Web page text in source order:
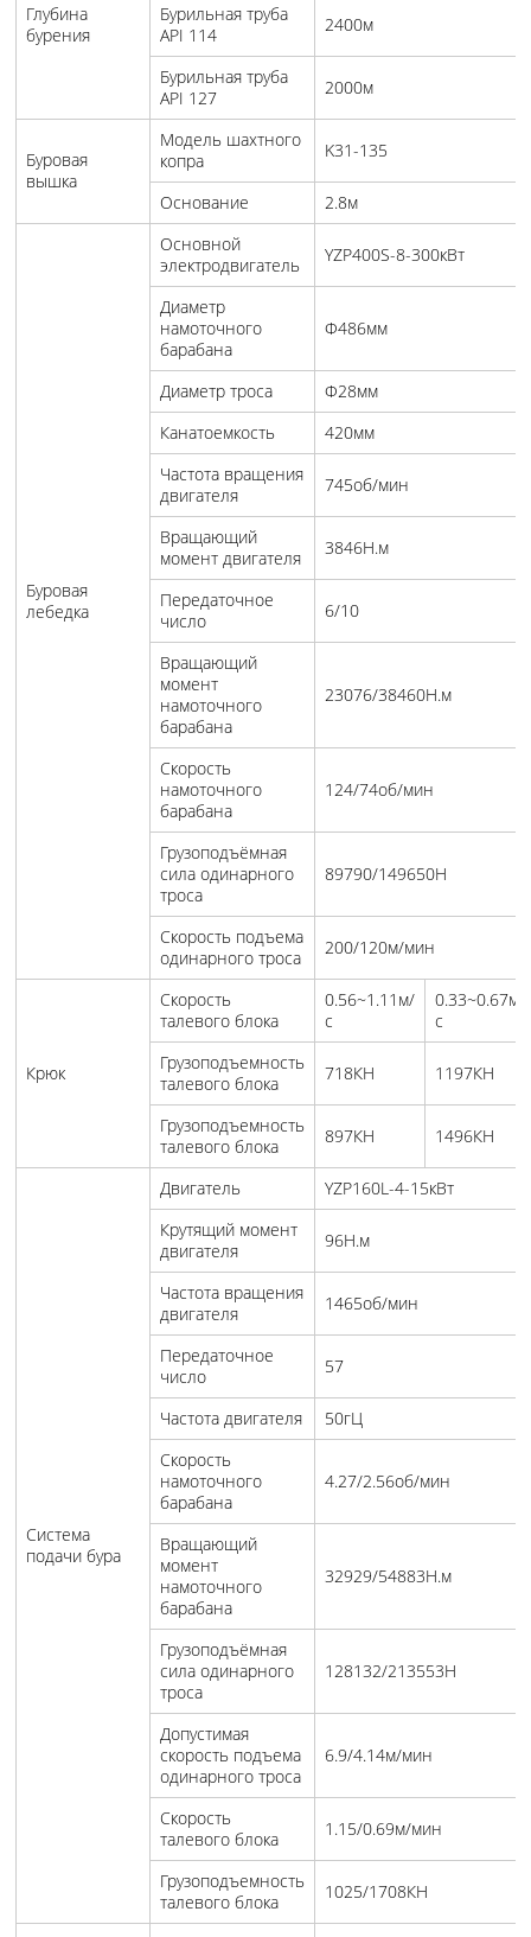
Глубина
бурения
Бурильная труба
API 114
2400м
Бурильная труба
API 127
2000м
Буровая
вышка
Модель шахтного
копра
K31-135
Основание 2.8м
Буровая
лебедка
Основной
электродвигатель
YZP400S-8-300кВт
Диаметр
намоточного
барабана
Φ486мм
Диаметр троса
Φ28мм
Канатоемкость
420мм
Частота вращения
двигателя
745об/мин
Вращающий
момент двигателя
3846Н.м
Передаточное
число
6/10
Вращающий
момент
намоточного
барабана
23076/38460Н.м
Скорость
намоточного
барабана
124/74об/мин
Грузоподъёмная
сила одинарного
троса
89790/149650Н
Скорость подъема
одинарного троса
200/120м/мин
Крюк
Скорость
талевого блока
0.56~1.11м/
с
0.33~0.67м/
с
Грузоподъемность
талевого блока
718КН 1197КН
Грузоподъемность
талевого блока
897КН 1496КН
Система
подачи бура
Двигатель
YZP160L-4-15кВт
Крутящий момент
двигателя
96Н.м
Частота вращения
двигателя
1465об/мин
Передаточное
число
57
Частота двигателя
50гЦ
Скорость
намоточного
барабана
4.27/2.56об/мин
Вращающий
момент
намоточного
барабана
32929/54883Н.м
Грузоподъёмная
сила одинарного
троса
128132/213553Н
Допустимая
скорость подъема
одинарного троса
6.9/4.14м/мин
Скорость
талевого блока
1.15/0.69м/мин
Грузоподъемность
талевого блока
1025/1708КН